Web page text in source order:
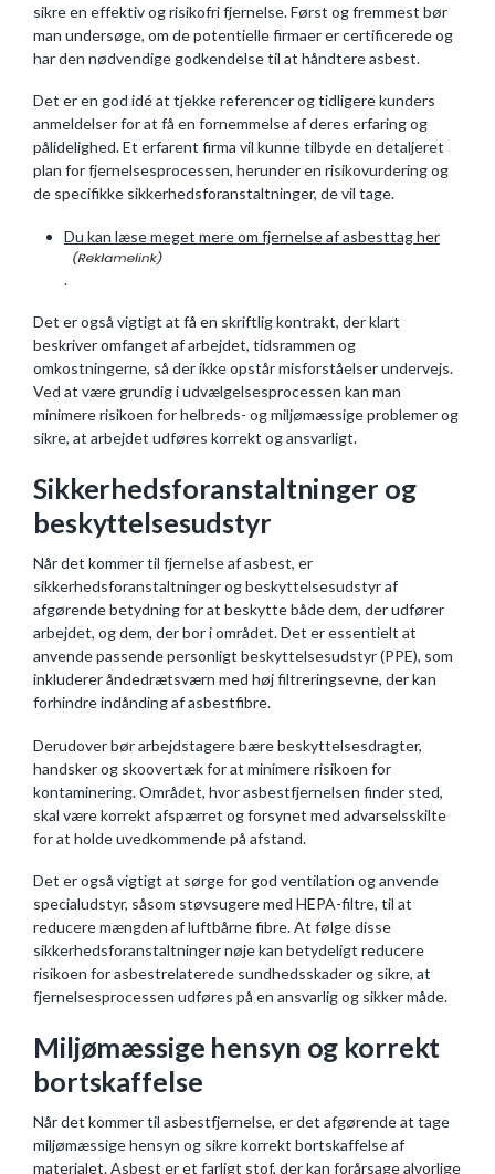
sikre en effektiv og risikofri fjernelse. Først og fremmest bør
man undersøge, om de potentielle firmaer er certificerede og
har den nødvendige godkendelse til at håndtere asbest.
Det er en god idé at tjekke referencer og tidligere kunders
anmeldelser for at få en fornemmelse af deres erfaring og
pålidelighed. Et erfarent firma vil kunne tilbyde en detaljeret
plan for fjernelsesprocessen, herunder en risikovurdering og
de specifikke sikkerhedsforanstaltninger, de vil tage.
Du kan læse meget mere om fjernelse af asbesttag her
.
Det er også vigtigt at få en skriftlig kontrakt, der klart
beskriver omfanget af arbejdet, tidsrammen og
omkostningerne, så der ikke opstår misforståelser undervejs.
Ved at være grundig i udvælgelsesprocessen kan man
minimere risikoen for helbreds- og miljømæssige problemer og
sikre, at arbejdet udføres korrekt og ansvarligt.
Sikkerhedsforanstaltninger og
beskyttelsesudstyr
Når det kommer til fjernelse af asbest, er
sikkerhedsforanstaltninger og beskyttelsesudstyr af
afgørende betydning for at beskytte både dem, der udfører
arbejdet, og dem, der bor i området. Det er essentielt at
anvende passende personligt beskyttelsesudstyr (PPE), som
inkluderer åndedrætsværn med høj filtreringsevne, der kan
forhindre indånding af asbestfibre.
Derudover bør arbejdstagere bære beskyttelsesdragter,
handsker og skoovertæk for at minimere risikoen for
kontaminering. Området, hvor asbestfjernelsen finder sted,
skal være korrekt afspærret og forsynet med advarselsskilte
for at holde uvedkommende på afstand.
Det er også vigtigt at sørge for god ventilation og anvende
specialudstyr, såsom støvsugere med HEPA-filtre, til at
reducere mængden af luftbårne fibre. At følge disse
sikkerhedsforanstaltninger nøje kan betydeligt reducere
risikoen for asbestrelaterede sundhedsskader og sikre, at
fjernelsesprocessen udføres på en ansvarlig og sikker måde.
Miljømæssige hensyn og korrekt
bortskaffelse
Når det kommer til asbestfjernelse, er det afgørende at tage
miljømæssige hensyn og sikre korrekt bortskaffelse af
materialet. Asbest er et farligt stof, der kan forårsage alvorlige